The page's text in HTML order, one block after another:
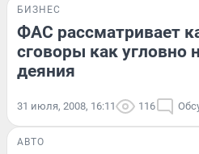
БИЗНЕС
ФАС рассматривает
сговоры как угловно
деяния
31 июля, 2008, 16:11 116
АВТО